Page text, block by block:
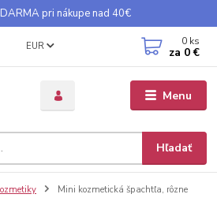
pri nákupe nad 40€
Menu
EUR
Hľadať
0 ks
za 0 €
Mini kozmetická špachtľa, rôzne